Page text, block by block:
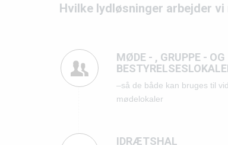
Hvilke lydløsninger arbejder vi
MØDE - , GRUPPE - OG
–så de både kan bruges til
mødelokaler
IDRÆTSHAL